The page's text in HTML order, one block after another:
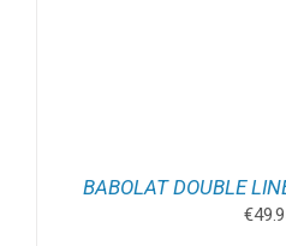
BABOLAT DOUBLE
€